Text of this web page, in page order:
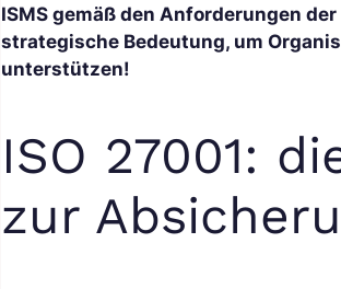
ISMS gemäß den Anforderungen
strategische Bedeutung, um
unterstützen!
ISO 27001:
zur